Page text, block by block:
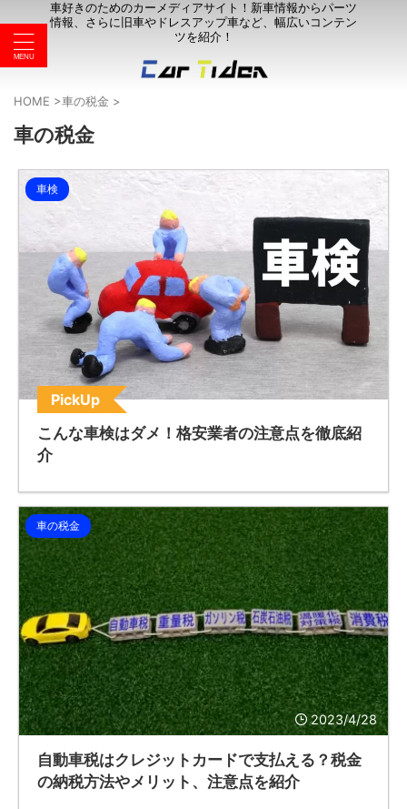
車好きのためのカーメディアサイト！新車情報からパーツ
情報、さらに旧車やドレスアップ車など、幅広いコンテン
ツを紹介！
HOME >車の税金 >
車の税金
車検
PickUp
こんな車検はダメ！格安業者の注意点を徹底紹
介
2023/4/28
車の税金
自動車税はクレジットカードで支払える？税金
の納税方法やメリット、注意点を紹介